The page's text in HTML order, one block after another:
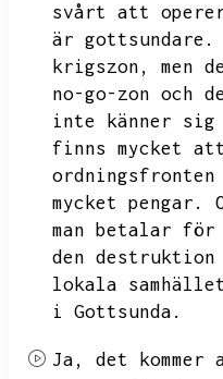
svårt att
är gottsundare.
krigszon,
men
no-go-zon och
inte känner sig
finns mycket
ordningsfronten
mycket pengar.
man betalar för
den destruktion
lokala
i Gottsunda.
Ja,
det